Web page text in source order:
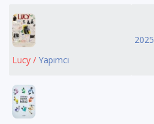
Lucy / Yapımcı
2025